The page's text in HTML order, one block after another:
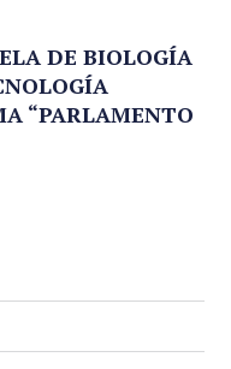
DE BIOLOGÍA
“PARLAMENTO